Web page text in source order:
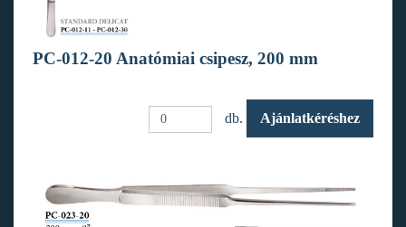
PC-012-20 Anatómiai csipesz, 200 mm
db. Ajánlatkéréshez